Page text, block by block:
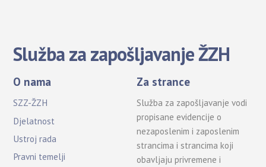
Služba za zapošljavanje ŽZH
O nama
SZZ-ŽZH
Djelatnost
Ustroj rada
Pravni temelji
Za strance
Služba za zapošljavanje vodi
propisane evidencije o
nezaposlenim i zaposlenim
strancima i strancima koji
obavljaju privremene i